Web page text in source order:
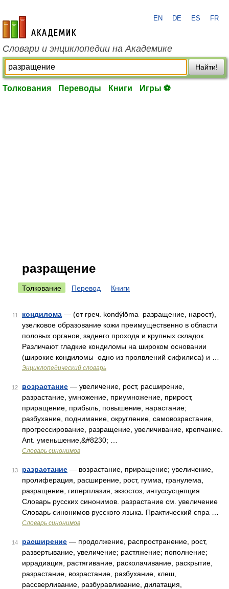
academic.ru
EN DE ES FR
Словари и энциклопедии на Академике
Найти!
Толкования Переводы Книги Игры ⚽
разращение
Толкование Перевод Книги
11 кондилома — (от греч. kondýlōma разращение, нарост),
узелковое образование кожи преимущественно в области
половых органов, заднего прохода и крупных складок.
Различают гладкие кондиломы на широком основании
(широкие кондиломы одно из проявлений сифилиса) и …
Энциклопедический словарь
12 возрастание — увеличение, рост, расширение,
разрастание, умножение, приумножение, прирост,
приращение, прибыль, повышение, нарастание;
разбухание, поднимание, округление, самовозрастание,
прогрессирование, разращение, увеличивание, крепчание.
Ant. уменьшение,&#8230; …
Словарь синонимов
13 разрастание — возрастание, приращение; увеличение,
пролиферация, расширение, рост, гумма, гранулема,
разращение, гиперплазия, экзостоз, интуссусцепция
Словарь русских синонимов. разрастание см. увеличение
Словарь синонимов русского языка. Практический спра …
Словарь синонимов
14 расширение — продолжение, распространение, рост,
развертывание, увеличение; растяжение; пополнение;
иррадиация, растягивание, расколачивание, раскрытие,
разрастание, возрастание, разбухание, клеш,
рассверливание, разбуравливание, дилатация,